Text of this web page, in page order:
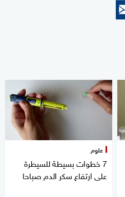
علوم
7 خطوات بسيطة للسيطرة
على ارتفاع سكر الدم صباحا